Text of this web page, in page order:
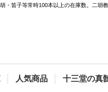
・笛子等常時100本以上の在庫数。二胡
人気商品 十三堂の真